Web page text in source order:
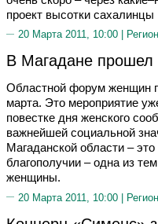
проект высотки
20 Марта 2011, 10:00 |
В Магадане
Областной форум женщин
марта. Это мероприятие
повестке дня женского
важнейшей социальной
Магаданской области –
благополучии – одна из
женщины.
20 Марта 2011, 10:00 |